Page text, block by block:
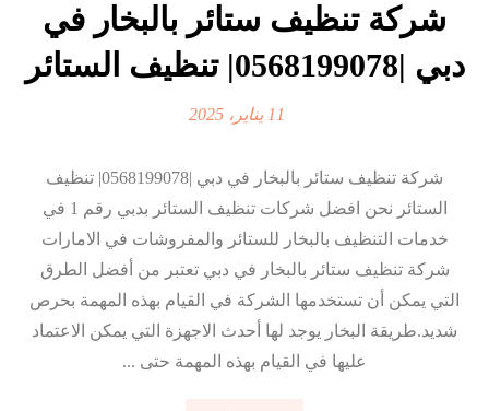
شركة تنظيف ستائر بالبخار في
دبي |0568199078| تنظيف الستائر
11 يناير، 2025
شركة تنظيف ستائر بالبخار في دبي |0568199078| تنظيف
الستائر نحن افضل شركات تنظيف الستائر بدبي رقم 1 في
خدمات التنظيف بالبخار للستائر والمفروشات في الامارات
شركة تنظيف ستائر بالبخار في دبي تعتبر من أفضل الطرق
التي يمكن أن تستخدمها الشركة في القيام بهذه المهمة بحرص
شديد.طريقة البخار يوجد لها أحدث الاجهزة التي يمكن الاعتماد
عليها في القيام بهذه المهمة حتى ...